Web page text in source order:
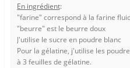
En ingrédient:
"farine" correspond à la farine
"beurre" est le beurre doux
J'utilise le sucre en poudre blanc
Pour la gélatine, j'utilise les
à 3 feuilles de gélatine.